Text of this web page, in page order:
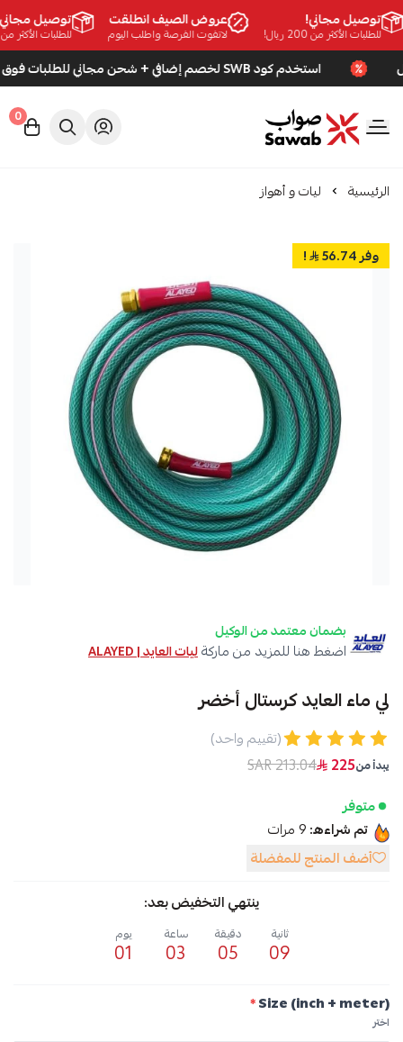
توصيل مجاني!
للطلبات الأكثر من 200 ريال!
عروض الصيف انطلقت
لاتفوت الفرصة واطلب اليوم
توصيل مجاني!
للطلبات الأكثر من 200 ريال!
استخدم كود SWB لخصم إضافي + شحن مجاني للطلبات فوق 200 ريال
صواب
0
الرئيسية ليات و أهواز
وفر 56.74 !
بضمان معتمد من الوكيل
اضغط هنا للمزيد من ماركةليات العايد | ALAYED
لي ماء العايد كرستال أخضر
(تقييم واحد)
يبدأ من225
213.04 SAR
متوفر
تم شراءه:9مرات
أضف المنتج للمفضلة
ينتهي التخفيض بعد:
09
ثانية
05
دقيقة
03
ساعة
01
يوم
Size (inch + meter)
*
اختر